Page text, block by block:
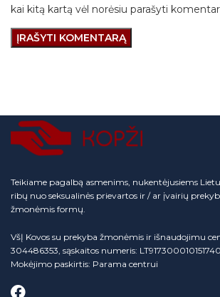
kai kitą kartą vėl norėsiu parašyti
Teikiame pagalbą asmenims, nukentėjusiems
ribų nuo seksualinės prievartos ir / ar įvairių
žmonėmis formų.
VšĮ Kovos su prekyba žmonėmis ir išnaudojimu
304486353, sąskaitos numeris:
Mokėjimo paskirtis: Parama centrui